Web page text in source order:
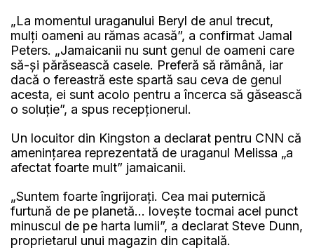
„La momentul uraganului Beryl de anul trecut,
mulți oameni au rămas acasă”, a confirmat Jamal
Peters. „Jamaicanii nu sunt genul de oameni care
să-și părăsească casele. Preferă să rămână, iar
dacă o fereastră este spartă sau ceva de genul
acesta, ei sunt acolo pentru a încerca să găsească
o soluție”, a spus recepționerul.
Un locuitor din Kingston a declarat pentru CNN că
amenințarea reprezentată de uraganul Melissa „a
afectat foarte mult” jamaicanii.
„Suntem foarte îngrijorați. Cea mai puternică
furtună de pe planetă… lovește tocmai acel punct
minuscul de pe harta lumii”, a declarat Steve Dunn,
proprietarul unui magazin din capitală.